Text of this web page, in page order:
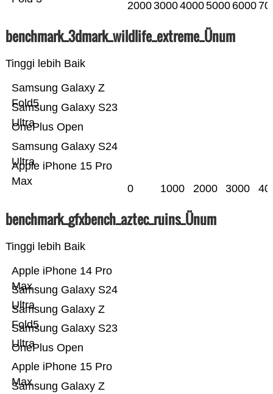
2000300040005000 6000
benchmark_3dmark_wildlife_extreme_Ünum
Tinggi lebih Baik
Apple iPhone 15 Pro
Max
Samsung Galaxy S24
Ultra
OnePlus Open
Samsung Galaxy S23
Ultra
Samsung Galaxy Z
Fold5
0 1000 2000 3000
benchmark_gfxbench_aztec_ruins_Ünum
Tinggi lebih Baik
Samsung Galaxy Z
Apple iPhone 15 Pro
Max
OnePlus Open
Samsung Galaxy S23
Ultra
Samsung Galaxy Z
Fold5
Samsung Galaxy S24
Ultra
Apple iPhone 14 Pro
Max